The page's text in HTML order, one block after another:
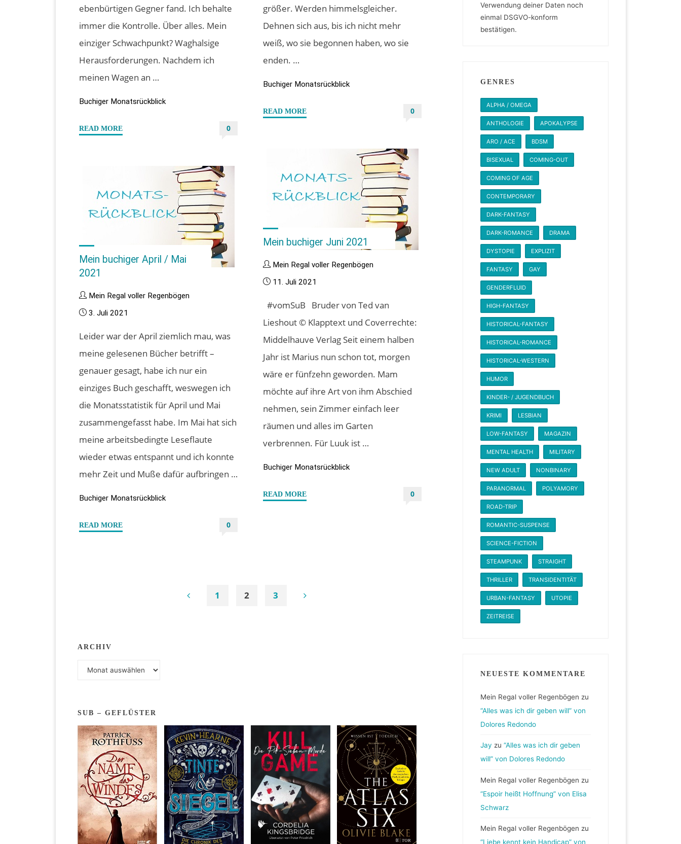
ebenbürtigen Gegner fand. Ich behalte
immer die Kontrolle. Über alles. Mein
einziger Schwachpunkt? Waghalsige
Herausforderungen. Nachdem ich
meinen Wagen an …
Buchiger Monatsrückblick
READ MORE"Mein
0
größer. Werden himmelsgleicher.
Dehnen sich aus, bis ich nicht mehr
weiß, wo sie begonnen haben, wo sie
enden. …
Buchiger Monatsrückblick
READ MORE"Mein
2021"
0
Mein buchiger Juni 2021
Mein Regal voller Regenbögen
11. Juli 2021
#vomSuB Bruder von Ted van
Lieshout © Klapptext und Coverrechte:
Middelhauve Verlag Seit einem halben
Jahr ist Marius nun schon tot, morgen
wäre er fünfzehn geworden. Mam
möchte auf ihre Art von ihm Abschied
nehmen, sein Zimmer einfach leer
räumen und alles im Garten
verbrennen. Für Luuk ist …
Buchiger Monatsrückblick
READ MORE"Mein
0
Mein buchiger April / Mai
2021
Mein Regal voller Regenbögen
3. Juli 2021
Leider war der April ziemlich mau, was
meine gelesenen Bücher betrifft –
genauer gesagt, habe ich nur ein
einziges Buch geschafft, weswegen ich
die Monatsstatistik für April und Mai
zusammengefasst habe. Im Mai hat sich
meine arbeitsbedingte Leseflaute
wieder etwas entspannt und ich konnte
mehr Zeit und Muße dafür aufbringen …
Buchiger Monatsrückblick
READ MORE"Mein
0
1 2 3
ARCHIV
SUB – GEFLÜSTER
Verwendung deiner Daten noch
einmal DSGVO-konform
bestätigen.
GENRES
ALPHA / OMEGA
ANTHOLOGIE APOKALYPSE
ARO / ACE BDSM
BISEXUAL COMING-OUT
COMING OF AGE
CONTEMPORARY
DARK-FANTASY
DARK-ROMANCE DRAMA
DYSTOPIE EXPLIZIT
FANTASY GAY
GENDERFLUID
HIGH-FANTASY
HISTORICAL-FANTASY
HISTORICAL-ROMANCE
HISTORICAL-WESTERN
HUMOR
KINDER- / JUGENDBUCH
KRIMI LESBIAN
LOW-FANTASY MAGAZIN
MENTAL HEALTH MILITARY
NEW ADULT NONBINARY
PARANORMAL POLYAMORY
ROAD-TRIP
ROMANTIC-SUSPENSE
SCIENCE-FICTION
STEAMPUNK STRAIGHT
THRILLER TRANSIDENTITÄT
URBAN-FANTASY UTOPIE
ZEITREISE
NEUESTE KOMMENTARE
Mein Regal voller Regenbögen zu
“Alles was ich dir geben will” von
Dolores Redondo
Jay zu“Alles was ich dir geben
will” von Dolores Redondo
Mein Regal voller Regenbögen zu
“Espoir heißt Hoffnung” von Elisa
Schwarz
Mein Regal voller Regenbögen zu
“Liebe kennt kein Handicap” von